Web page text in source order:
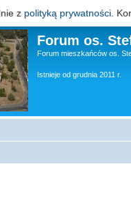
Forum os.
Forum mieszkańców os.
Istnieje od grudnia 2011 r.
z polityką prywatności.